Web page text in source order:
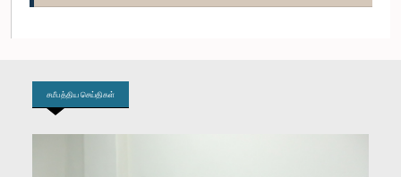
சமீபத்திய செய்திகள்